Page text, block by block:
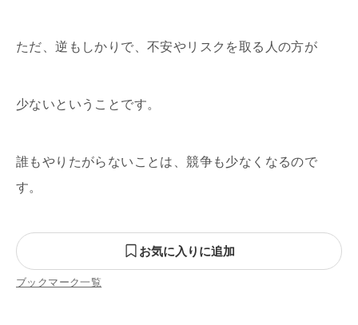
ただ、逆もしかりで、不安やリスクを取る人の方が
少ないということです。
誰もやりたがらないことは、競争も少なくなるので
す。
お気に入りに追加
ブックマーク一覧